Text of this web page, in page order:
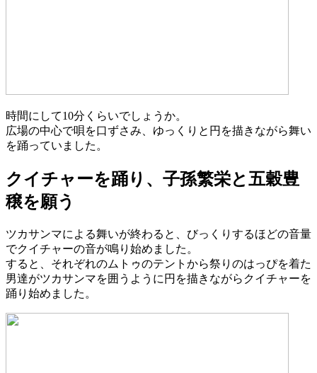
時間にして10分くらいでしょうか。
広場の中心で唄を口ずさみ、ゆっくりと円を描きながら舞い
を踊っていました。
クイチャーを踊り、子孫繁栄と五穀豊
穣を願う
ツカサンマによる舞いが終わると、びっくりするほどの音量
でクイチャーの音が鳴り始めました。
すると、それぞれのムトゥのテントから祭りのはっぴを着た
男達がツカサンマを囲うように円を描きながらクイチャーを
踊り始めました。